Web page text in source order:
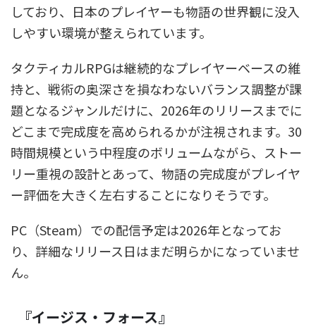
しており、日本のプレイヤーも物語の世界観に没入
しやすい環境が整えられています。
タクティカルRPGは継続的なプレイヤーベースの維
持と、戦術の奥深さを損なわないバランス調整が課
題となるジャンルだけに、2026年のリリースまでに
どこまで完成度を高められるかが注視されます。30
時間規模という中程度のボリュームながら、ストー
リー重視の設計とあって、物語の完成度がプレイヤ
ー評価を大きく左右することになりそうです。
PC（Steam）での配信予定は2026年となってお
り、詳細なリリース日はまだ明らかになっていませ
ん。
『イージス・フォース』